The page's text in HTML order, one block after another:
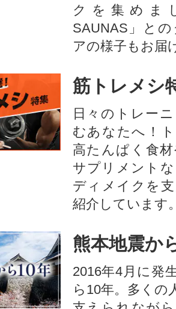
クを集めま
SAUNAS」と
アの様子もお届
筋トレメシ
日々のトレー
むあなたへ！
高たんぱく食
サプリメント
ディメイクを
紹介しています
熊本地震か
2016年4月に発
ら10年。多くの